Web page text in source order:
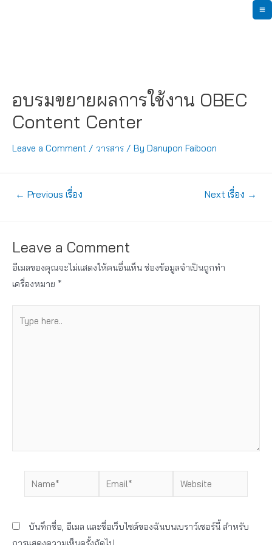
อบรมขยายผลการใช้งาน OBEC
Content Center
Leave a Comment / วารสาร / By Danupon Faiboon
แนะแนว
← Previous เรื่อง Next เรื่อง →
Leave a Comment
อีเมลของคุณจะไม่แสดงให้คนอื่นเห็น ช่องข้อมูลจำเป็นถูกทำ
เครื่องหมาย *
here..
Name* Email* Website
บันทึกชื่อ, อีเมล และชื่อเว็บไซต์ของฉันบนเบราว์เซอร์นี้ สำหรับ